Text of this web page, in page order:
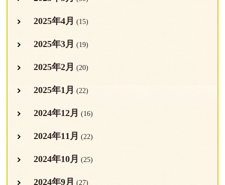
2025年4月 (15)
2025年3月 (19)
2025年2月 (20)
2025年1月 (22)
2024年12月 (16)
2024年11月 (22)
2024年10月 (25)
2024年9月 (27)